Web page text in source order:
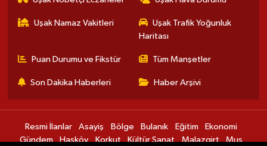
Uşak Namaz Vakitleri
Uşak Trafik Yoğunluk
Haritası
Puan Durumu ve Fikstür Tüm Manşetler
Son Dakika Haberleri Haber Arşivi
Resmi İlanlar Asayiş Bölge Bulanık Eğitim
Ekonomi
Gündem
Hasköy Korkut Kültür Sanat Malazgirt Muş